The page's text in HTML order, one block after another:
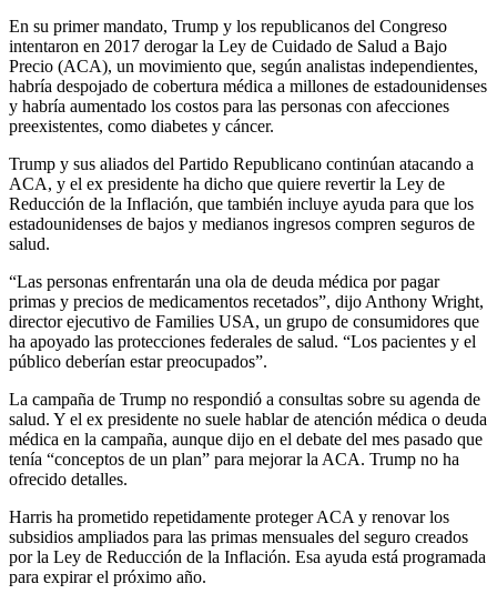
En su primer mandato, Trump y los republicanos del Congreso
intentaron en 2017 derogar la Ley de Cuidado de Salud a Bajo
Precio (ACA), un movimiento que, según analistas independientes,
habría despojado de cobertura médica a millones de estadounidenses
y habría aumentado los costos para las personas con afecciones
preexistentes, como diabetes y cáncer.
Trump y sus aliados del Partido Republicano continúan atacando a
ACA, y el ex presidente ha dicho que quiere revertir la Ley de
Reducción de la Inflación, que también incluye ayuda para que los
estadounidenses de bajos y medianos ingresos compren seguros de
salud.
“Las personas enfrentarán una ola de deuda médica por pagar
primas y precios de medicamentos recetados”, dijo Anthony Wright,
director ejecutivo de Families USA, un grupo de consumidores que
ha apoyado las protecciones federales de salud. “Los pacientes y el
público deberían estar preocupados”.
La campaña de Trump no respondió a consultas sobre su agenda de
salud. Y el ex presidente no suele hablar de atención médica o deuda
médica en la campaña, aunque dijo en el debate del mes pasado que
tenía “conceptos de un plan” para mejorar la ACA. Trump no ha
ofrecido detalles.
Harris ha prometido repetidamente proteger ACA y renovar los
subsidios ampliados para las primas mensuales del seguro creados
por la Ley de Reducción de la Inflación. Esa ayuda está programada
para expirar el próximo año.